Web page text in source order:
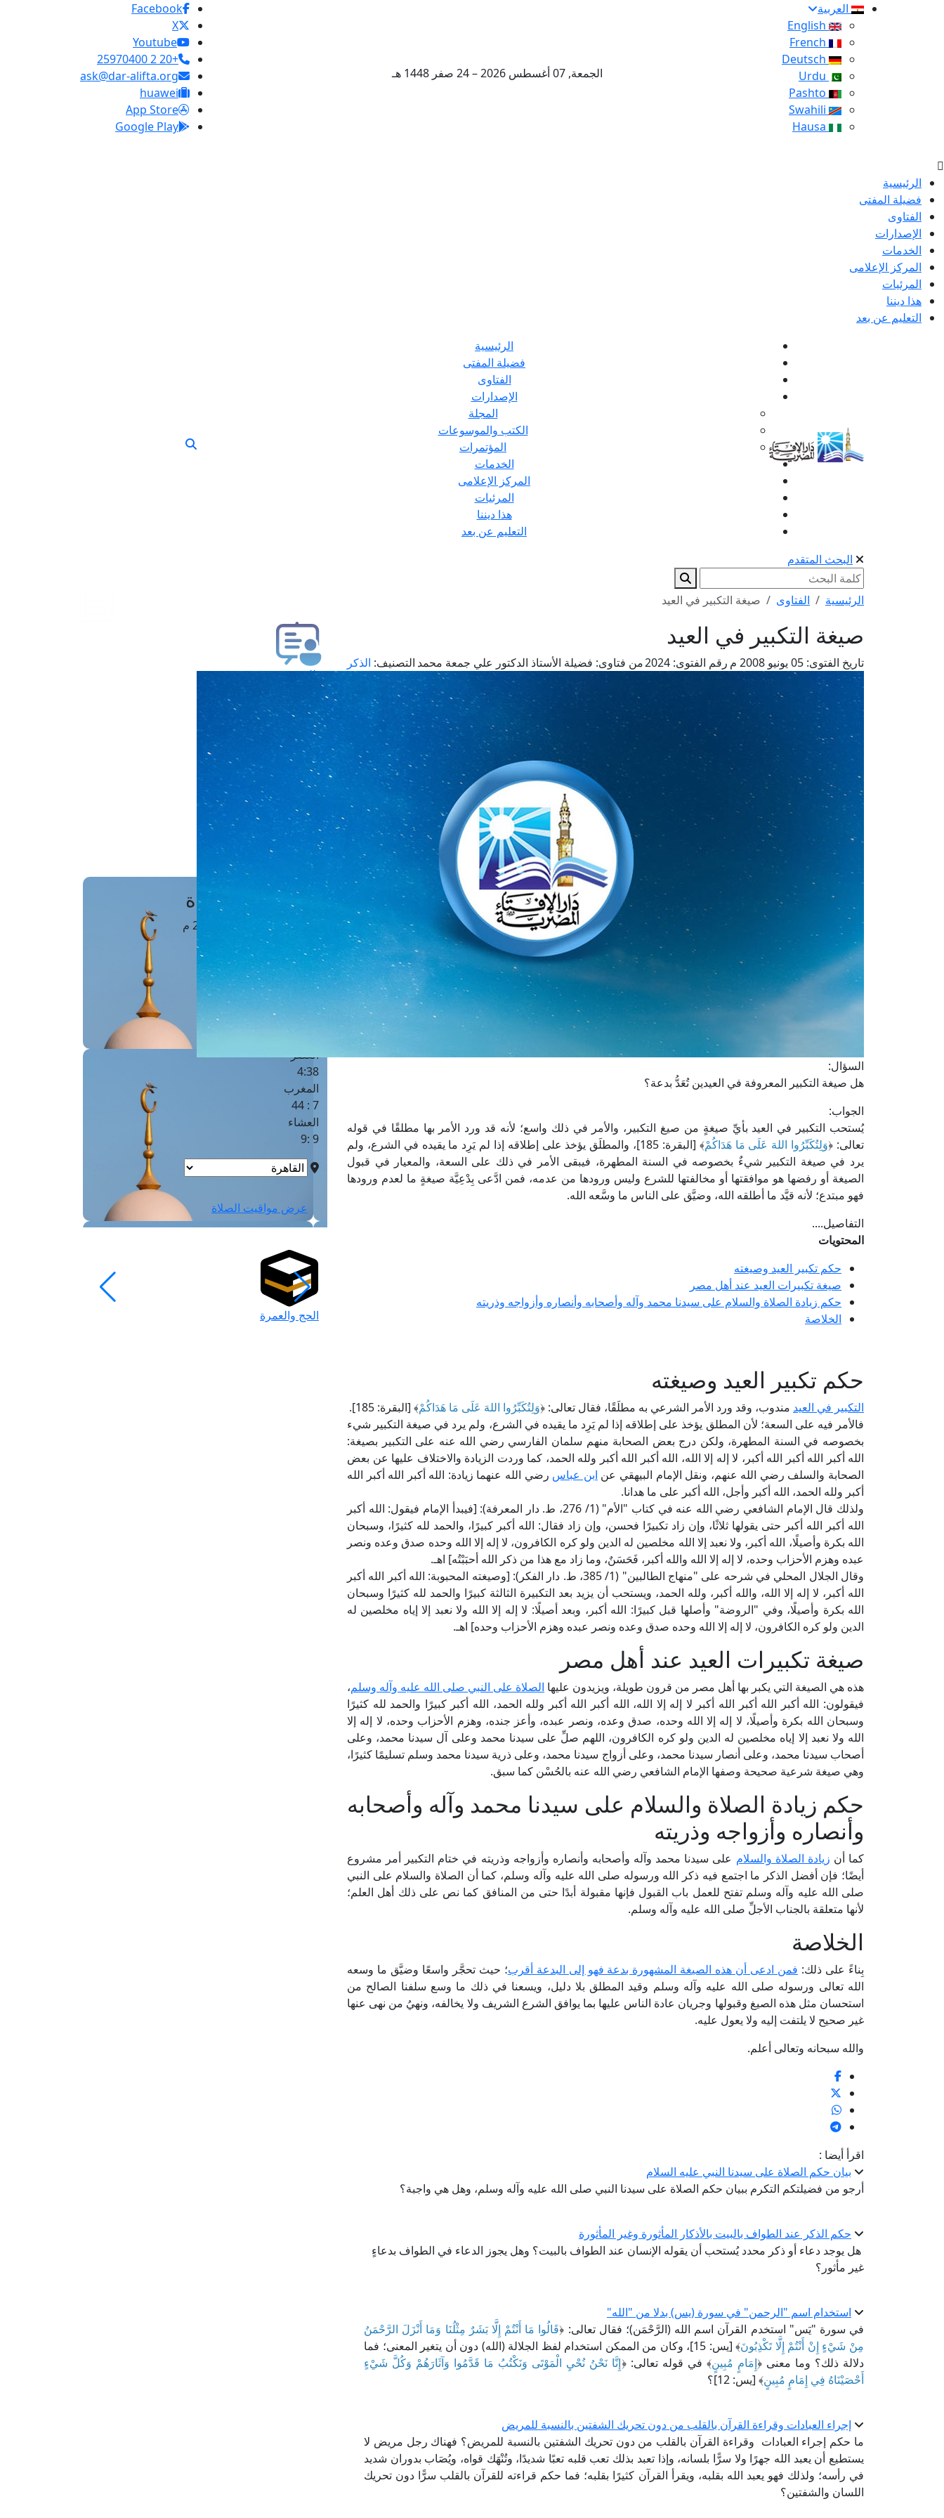
العربية
الجمعة, 07 أغسطس 2026 – 24 صفر 1448 هـ
Facebook
X
Youtube
+20 2 25970400
ask@dar-alifta.org
huawei
App Store
Google Play
الرئيسية
فضيلة المفتى
الفتاوى
الإصدارات
الخدمات
المركز الإعلامى
المرئيات
هذا ديننا
التعليم عن بعد
الرئيسية
فضيلة المفتى
الفتاوى
الإصدارات
المجلة
الكتب والموسوعات
المؤتمرات
الخدمات
المركز الإعلامى
المرئيات
هذا ديننا
التعليم عن بعد
البحث المتقدم
الرئيسية الفتاوى صيغة التكبير في العيد
صيغة التكبير في العيد
تاريخ الفتوى: رقم الفتوى: من فتاوى: فضيلة الأستاذ الدكتور علي جمعة محمد التصنيف: الذكر
السؤال:
هل صيغة التكبير المعروفة في العيدين تُعَدُّ بدعة؟
الجواب:
يُستحب التكبير في العيد بأيِّ صيغةٍ من صيغ التكبير، والأمر في ذلك واسع؛ لأنه قد ورد الأمر بها مطلقًا في قوله
تعالى: ﴿وَلِتُكَبِّرُوا اللهَ عَلَى مَا هَدَاكُمْ
﴾ [البقرة: 185]، والمطلَق يؤخذ على إطلاقه إذا لم يَرِد ما يقيده في الشرع، ولم
يرد في صيغة التكبير شيءٌ بخصوصه في السنة المطهرة، فيبقى الأمر في ذلك على السعة، والمعيار في قبول
الصيغة أو رفضها هو موافقتها أو مخالفتها للشرع وليس ورودها من عدمه، فمن ادَّعى بِدْعِيَّة صيغةٍ ما لعدم ورودها
فهو مبتدع؛ لأنه قيَّد ما أطلقه الله، وضيَّق على الناس ما وسَّعه الله.
التفاصيل....
المحتويات
حكم تكبير العيد وصيغته
صيغة تكبيرات العيد عند أهل مصر
حكم زيادة الصلاة والسلام على سيدنا محمد وآله وأصحابه وأنصاره وأزواجه وذريته
الخلاصة
حكم تكبير العيد وصيغته
التكبير في العيد مندوب، وقد ورد الأمر الشرعي به مطلَقًا، فقال تعالى: ﴿وَلِتُكَبِّرُوا اللهَ عَلَى مَا هَدَاكُمْ﴾ [البقرة: 185].
فالأمر فيه على السعة؛ لأن المطلق يؤخذ على إطلاقه إذا لم يَرِد ما يقيده في الشرع، ولم يرد في صيغة التكبير شيء
بخصوصه في السنة المطهرة، ولكن درج بعض الصحابة منهم سلمان الفارسي رضي الله عنه على التكبير بصيغة:
الله أكبر الله أكبر الله أكبر، لا إله إلا الله، الله أكبر الله أكبر ولله الحمد، كما وردت الزيادة والاختلاف عليها عن بعض
الصحابة والسلف رضي الله عنهم، ونقل الإمام البيهقي عن ابن عباس رضي الله عنهما زيادة: الله أكبر الله أكبر الله
أكبر ولله الحمد، الله أكبر وأجل، الله أكبر على ما هدانا.
ولذلك قال الإمام الشافعي رضي الله عنه في كتاب "الأم" (1/ 276، ط. دار المعرفة): [فيبدأ الإمام فيقول: الله أكبر
الله أكبر الله أكبر حتى يقولها ثلاثًا، وإن زاد تكبيرًا فحسن، وإن زاد فقال: الله أكبر كبيرًا، والحمد لله كثيرًا، وسبحان
الله بكرة وأصيلًا، الله أكبر، ولا نعبد إلا الله مخلصين له الدين ولو كره الكافرون، لا إله إلا الله وحده صدق وعده ونصر
عبده وهزم الأحزاب وحده، لا إله إلا الله والله أكبر، فَحَسَنٌ، وما زاد مع هذا من ذكر الله أحبَبْتُه] اهـ.
وقال الجلال المحلي في شرحه على "منهاج الطالبين" (1/ 385، ط. دار الفكر): [وصيغته المحبوبة: الله أكبر الله أكبر
الله أكبر، لا إله إلا الله، والله أكبر، ولله الحمد، ويستحب أن يزيد بعد التكبيرة الثالثة كبيرًا والحمد لله كثيرًا وسبحان
الله بكرة وأصيلًا، وفي "الروضة" وأصلها قبل كبيرًا: الله أكبر، وبعد أصيلًا: لا إله إلا الله ولا نعبد إلا إياه مخلصين له
الدين ولو كره الكافرون، لا إله إلا الله وحده صدق وعده ونصر عبده وهزم الأحزاب وحده] اهـ.
صيغة تكبيرات العيد عند أهل مصر
هذه هي الصيغة التي يكبر بها أهل مصر من قرون طويلة، ويزيدون عليها الصلاة على النبي صلى الله عليه وآله وسلم،
فيقولون: الله أكبر الله أكبر الله أكبر لا إله إلا الله، الله أكبر الله أكبر ولله الحمد، الله أكبر كبيرًا والحمد لله كثيرًا
وسبحان الله بكرة وأصيلًا، لا إله إلا الله وحده، صدق وعده، ونصر عبده، وأعز جنده، وهزم الأحزاب وحده، لا إله إلا
الله ولا نعبد إلا إياه مخلصين له الدين ولو كره الكافرون، اللهم صلِّ على سيدنا محمد وعلى آل سيدنا محمد، وعلى
أصحاب سيدنا محمد، وعلى أنصار سيدنا محمد، وعلى أزواج سيدنا محمد، وعلى ذرية سيدنا محمد وسلم تسليمًا كثيرًا،
وهي صيغة شرعية صحيحة وصفها الإمام الشافعي رضي الله عنه بالحُسْن كما سبق.
حكم زيادة الصلاة والسلام على سيدنا محمد وآله وأصحابه
وأنصاره وأزواجه وذريته
كما أن زيادة الصلاة والسلام على سيدنا محمد وآله وأصحابه وأنصاره وأزواجه وذريته في ختام التكبير أمر مشروع
أيضًا؛ فإن أفضل الذكر ما اجتمع فيه ذكر الله ورسوله صلى الله عليه وآله وسلم، كما أن الصلاة والسلام على النبي
صلى الله عليه وآله وسلم تفتح للعمل باب القبول فإنها مقبولة أبدًا حتى من المنافق كما نص على ذلك أهل العلم؛
لأنها متعلقة بالجناب الأجلِّ صلى الله عليه وآله وسلم.
الخلاصة
بِناءً على ذلك: فمن ادعى أن هذه الصيغة المشهورة بدعة فهو إلى البدعة أقرب؛ حيث تحجَّر واسعًا وضيَّق ما وسعه
الله تعالى ورسوله صلى الله عليه وآله وسلم وقيد المطلق بلا دليل، ويسعنا في ذلك ما وسع سلفنا الصالح من
استحسان مثل هذه الصيغ وقبولها وجريان عادة الناس عليها بما يوافق الشرع الشريف ولا يخالفه، ونهيُ من نهى عنها
غير صحيح لا يلتفت إليه ولا يعول عليه.
والله سبحانه وتعالى أعلم.
اقرأ أيضا :
بيان حكم الصلاة على سيدنا النبي عليه السلام
أرجو من فضيلتكم التكرم ببيان حكم الصلاة على سيدنا النبي صلى الله عليه وآله وسلم، وهل هي واجبة؟
حكم الذكر عند الطواف بالبيت بالأذكار المأثورة وغير المأثورة
هل يوجد دعاء أو ذكر محدد يُستحب أن يقوله الإنسان عند الطواف بالبيت؟ وهل يجوز الدعاء في الطواف بدعاءٍ
غير مأثور؟
استخدام اسم "الرحمن" في سورة (يس) بدلا من "الله"
في سورة "يَس" استخدم القرآن اسم الله (الرَّحْمَن)؛ فقال تعالى: ﴿قَالُوا مَا أَنْتُمْ إِلَّا بَشَرٌ مِثْلُنَا وَمَا أَنْزَلَ الرَّحْمَنُ
مِنْ شَيْءٍ إِنْ أَنْتُمْ إِلَّا تَكْذِبُونَ
﴾ [يس: 15]، وكان من الممكن استخدام لفظ الجلالة (الله) دون أن يتغير المعنى؛ فما
دلالة ذلك؟ وما معنى ﴿إِمَامٍ مُبِينٍ﴾ في قوله تعالى: ﴿إِنَّا نَحْنُ نُحْيِ الْمَوْتَى وَنَكْتُبُ مَا قَدَّمُوا وَآثَارَهُمْ وَكُلَّ شَيْءٍ
أَحْصَيْنَاهُ فِي إِمَامٍ مُبِينٍ﴾ [يس: 12]؟
إجراء العبادات وقراءة القرآن بالقلب من دون تحريك الشفتين بالنسبة للمريض
ما حكم إجراء العبادات وقراءة القرآن بالقلب من دون تحريك الشفتين بالنسبة للمريض؟ فهناك رجل مريض لا
يستطيع أن يعبد الله جهرًا ولا سرًّا بلسانه، وإذا تعبد بذلك تعب قلبه تعبًا شديدًا، وتُنْهَك قواه، ويُصَاب بدوران شديد
في رأسه؛ ولذلك فهو يعبد الله بقلبه، ويقرأ القرآن كثيرًا بقلبه؛ فما حكم قراءته للقرآن بالقلب سرًّا دون تحريك
اللسان والشفتين؟
طلب فتوى
استعلام عن فتوى
حجز موعد
الفتوى الهاتفية
مَواقِيتُ الصَّـــلاة
القاهرة · 07 أغسطس 2026 م
الفجر
4 :41
الشروق
العصر
4:38
المغرب
7 : 44
العشاء
9 :9
عرض مواقيت الصلاة
الحج والعمرة